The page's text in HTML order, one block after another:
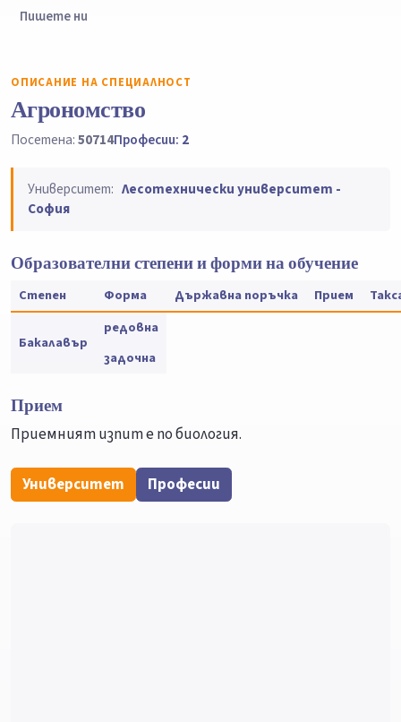
Пишете ни
ОПИСАНИЕ НА СПЕЦИАЛНОСТ
Агрономство
Посетена:50714Професии: 2
Университет: Лесотехнически университет -
София
Образователни степени и форми на обучение
Степен Форма Държавна поръчка Прием
Бакалавър
редовна
задочна
Прием
Приемният изпит е по биология.
Университет Професии